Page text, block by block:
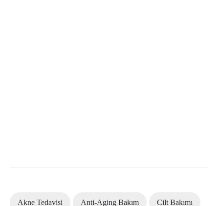
Akne Tedavisi Anti-Aging Bakım Cilt Bakımı